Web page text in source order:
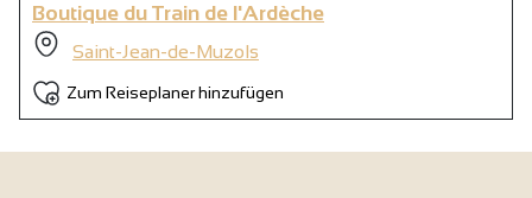
Boutique du Train de l'Ardèche
Saint-Jean-de-Muzols
Zum Reiseplaner hinzufügen